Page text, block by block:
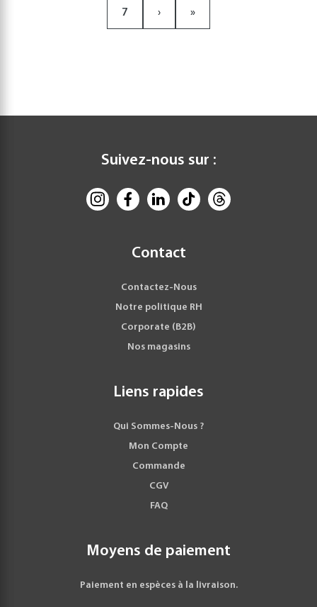
7 › »
Suivez-nous sur :
Contact
Contactez-Nous
Notre politique RH
Corporate (B2B)
Nos magasins
Liens rapides
Qui Sommes-Nous ?
Mon Compte
Commande
CGV
FAQ
Moyens de paiement
Paiement en espèces à la livraison.